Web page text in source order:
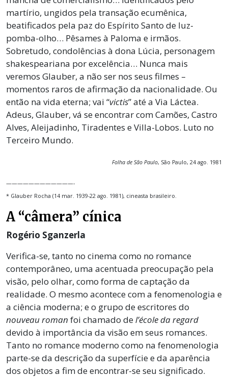
martírio, ungidos pela transação ecumênica,
beatificados pela paz do Espírito Santo de luz-
pomba-olho… Pêsames à Paloma e irmãos.
Sobretudo, condolências à dona Lúcia, personagem
shakespeariana por excelência… Nunca mais
veremos Glauber, a não ser nos seus filmes –
momentos raros de afirmação da nacionalidade. Ou
então na vida eterna; vai “victis” até a Via Láctea.
Adeus, Glauber, vá se encontrar com Camões, Castro
Alves, Aleijadinho, Tiradentes e Villa-Lobos. Luto no
Terceiro Mundo.
Folha de São Paulo, São Paulo, 24 ago. 1981
————————————-
* Glauber Rocha (14 mar. 1939-22 ago. 1981), cineasta brasileiro.
A “câmera” cínica
Rogério Sganzerla
Verifica-se, tanto no cinema como no romance
contemporâneo, uma acentuada preocupação pela
visão, pelo olhar, como forma de captação da
realidade. O mesmo acontece com a fenomenologia e
a ciência moderna; e o grupo de escritores do
nouveau roman foi chamado del’école da regard
devido à importância da visão em seus romances.
Tanto no romance moderno como na fenomenologia
parte-se da descrição da superfície e da aparência
dos objetos a fim de encontrar-se seu significado.